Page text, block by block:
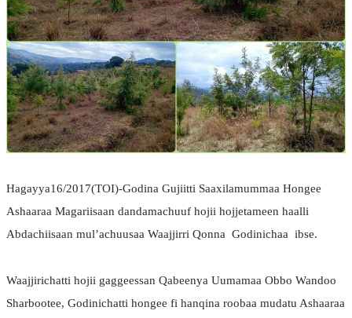
Hagayya16/2017(TOI)-Godina Gujiitti Saaxilamummaa Hongee
Ashaaraa Magariisaan dandamachuuf hojii hojjetameen haalli
Abdachiisaan mul’achuusaa Waajjirri Qonna  Godinichaa  ibse.
Waajjirichatti hojii gaggeessan Qabeenya Uumamaa Obbo Wandoo
Sharbootee, Godinichatti hongee fi hanqina roobaa mudatu Ashaaraa